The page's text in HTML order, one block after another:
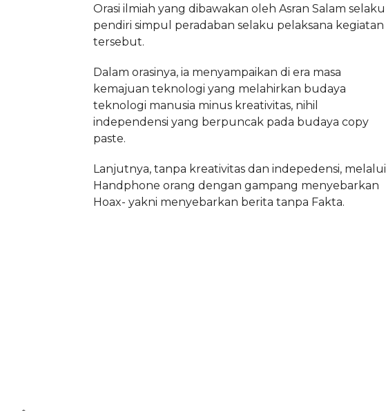
Orasi ilmiah yang dibawakan oleh Asran Salam selaku
pendiri simpul peradaban selaku pelaksana kegiatan
tersebut.
Dalam orasinya, ia menyampaikan di era masa
kemajuan teknologi yang melahirkan budaya
teknologi manusia minus kreativitas, nihil
independensi yang berpuncak pada budaya copy
paste.
Lanjutnya, tanpa kreativitas dan indepedensi, melalui
Handphone orang dengan gampang menyebarkan
Hoax- yakni menyebarkan berita tanpa Fakta.